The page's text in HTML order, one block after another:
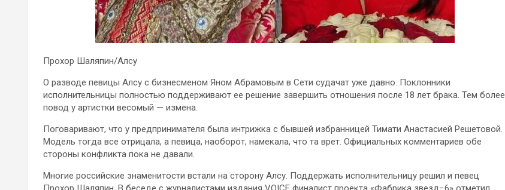
Прохор Шаляпин/Алсу
О разводе певицы Алсу с бизнесменом Яном Абрамовым в Сети судачат уже давно. Поклонники
исполнительницы полностью поддерживают ее решение завершить отношения после 18 лет брака. Тем более
повод у артистки весомый — измена.
Поговаривают, что у предпринимателя была интрижка с бывшей избранницей Тимати Анастасией Решетовой.
Модель тогда все отрицала, а певица, наоборот, намекала, что та врет. Официальных комментариев обе
стороны конфликта пока не давали.
Многие российские знаменитости встали на сторону Алсу. Поддержать исполнительницу решил и певец